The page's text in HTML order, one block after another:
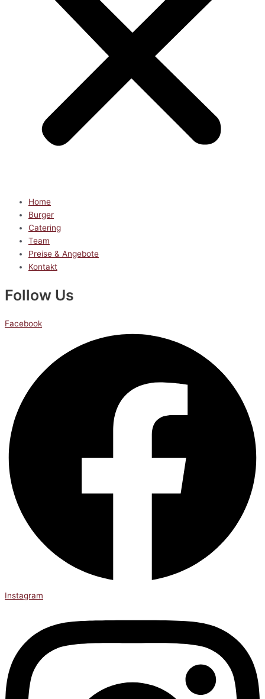
Home
Burger
Catering
Team
Preise & Angebote
Kontakt
Follow Us
Facebook
Instagram